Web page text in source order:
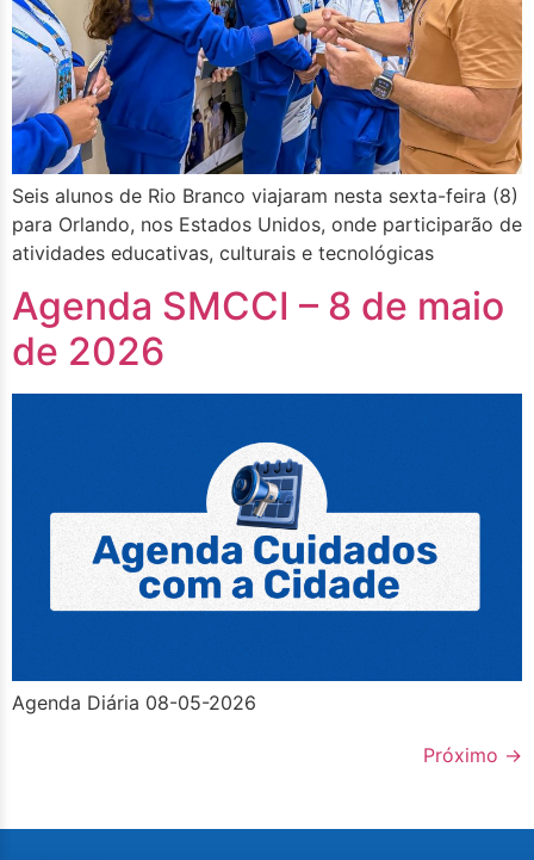
Seis alunos de Rio Branco viajaram nesta sexta-feira (8)
para Orlando, nos Estados Unidos, onde participarão de
atividades educativas, culturais e tecnológicas
Agenda SMCCI – 8 de maio
de 2026
Agenda Diária 08-05-2026
Próximo →